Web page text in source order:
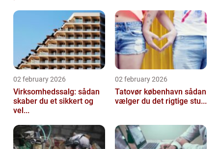
02 february 2026
Virksomhedssalg: sådan
skaber du et sikkert og
vel...
02 february 2026
Tatovør københavn sådan
vælger du det rigtige stu...